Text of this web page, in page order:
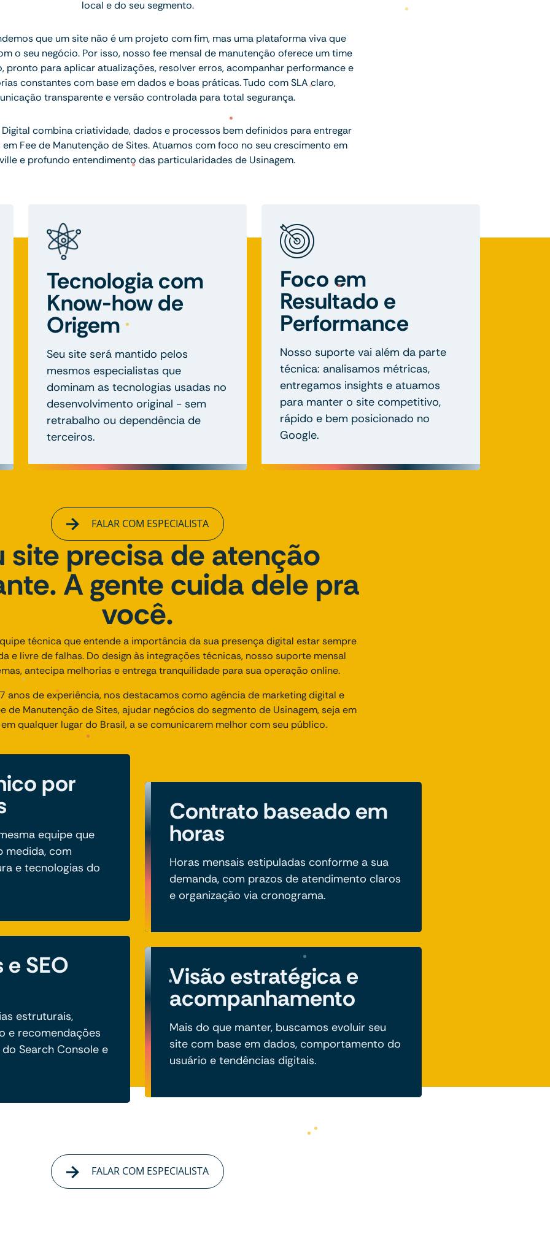
local e do seu segmento.
que um site não é um projeto com fim, mas uma plataforma viva que
o seu negócio. Por isso, nosso fee mensal de manutenção oferece um time
pronto para aplicar atualizações, resolver erros, acompanhar performance e
constantes com base em dados e boas práticas. Tudo com SLA claro,
transparente e versão controlada para total segurança.
Digital combina criatividade, dados e processos bem definidos para entregar
Fee de Manutenção de Sites. Atuamos com foco no seu crescimento em
e profundo entendimento das particularidades de Usinagem.
Tecnologia com
Know-how de
Origem
Seu site será mantido pelos
mesmos especialistas que
dominam as tecnologias usadas no
desenvolvimento original - sem
retrabalho ou dependência de
terceiros.
Foco em
Resultado e
Performance
Nosso suporte vai além da parte
técnica: analisamos métricas,
entregamos insights e atuamos
para manter o site competitivo,
rápido e bem posicionado no
Google.
FALAR COM ESPECIALISTA
site precisa de atenção
A gente cuida dele pra
você.
técnica que entende a importância da sua presença digital estar sempre
e livre de falhas. Do design às integrações técnicas, nosso suporte mensal
antecipa melhorias e entrega tranquilidade para sua operação online.
anos de experiência, nos destacamos como agência de marketing digital e
de Manutenção de Sites, ajudar negócios do segmento de Usinagem, seja em
qualquer lugar do Brasil, a se comunicarem melhor com seu público.
por
equipe que
medida, com
e tecnologias do
SEO
estruturais,
e recomendações
Search Console e
Contrato baseado em
horas
Horas mensais estipuladas conforme a sua
demanda, com prazos de atendimento claros
e organização via cronograma.
Visão estratégica e
acompanhamento
Mais do que manter, buscamos evoluir seu
site com base em dados, comportamento do
usuário e tendências digitais.
FALAR COM ESPECIALISTA